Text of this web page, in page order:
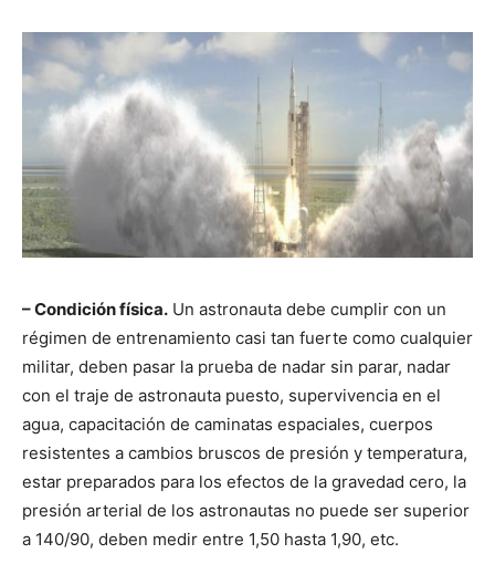
– Condición física. Un astronauta debe cumplir con un
régimen de entrenamiento casi tan fuerte como cualquier
militar, deben pasar la prueba de nadar sin parar, nadar
con el traje de astronauta puesto, supervivencia en el
agua, capacitación de caminatas espaciales, cuerpos
resistentes a cambios bruscos de presión y temperatura,
estar preparados para los efectos de la gravedad cero, la
presión arterial de los astronautas no puede ser superior
a 140/90, deben medir entre 1,50 hasta 1,90, etc.